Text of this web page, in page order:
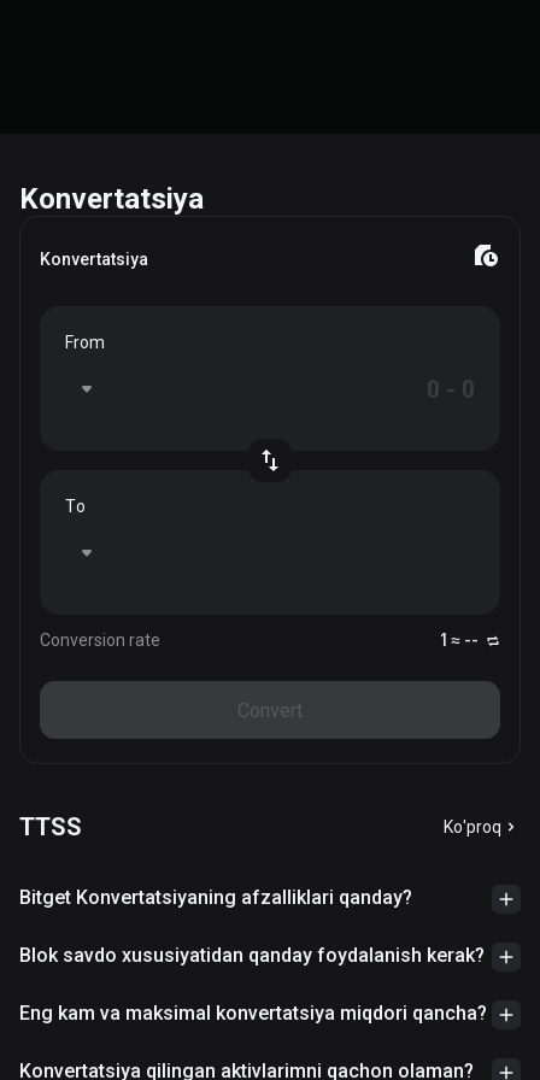
Konvertatsiya
Konvertatsiya
From
To
Conversion rate 1 ≈ --
Convert
TTSS Ko'proq
Bitget Konvertatsiyaning afzalliklari qanday?
Blok savdo xususiyatidan qanday foydalanish kerak?
Eng kam va maksimal konvertatsiya miqdori qancha?
Konvertatsiya qilingan aktivlarimni qachon olaman?